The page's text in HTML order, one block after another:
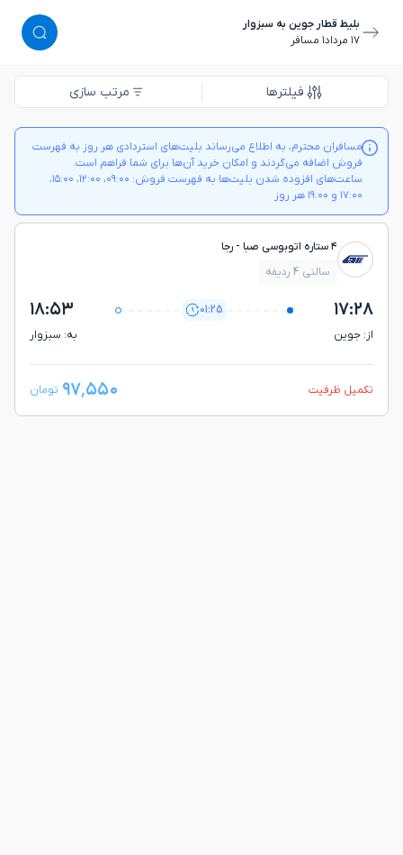
بلیط قطار جوین به سبزوار
١٧ مرداد
١ مسافر
فیلترها مرتب سازی
مسافران محترم، به اطلاع می‌رساند بلیت‌های استردادی هر روز به فهرست
فروش اضافه می‌گردند و امکان خرید آن‌ها برای شما فراهم است.
ساعت‌های افزوده شدن بلیت‌ها به فهرست فروش: ۰۹:۰۰، ۱۲:۰۰، ۱۵:۰۰،
۱۷:۰۰ و ۱۹:۰۰ هر روز
۴ ستاره اتوبوسی صبا - رجا
سالنی 4 ردیفه
۱۷:۲۸
از: جوين
01:25 ۱۸:۵۳
به: سبزوار
تکمیل ظرفیت ۹۷٬۵۵۰ تومان